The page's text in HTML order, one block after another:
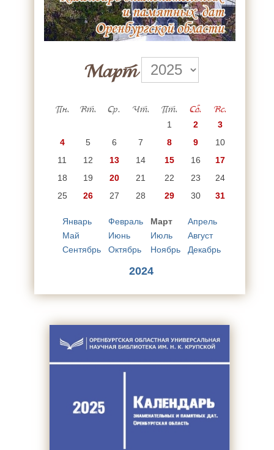
Март
Пн. Вт. Ср. Чт. Пт. Сб. Вс.
1 2
3
4
5 6 7 8 9
10
11
12 13 14 15 16
17
18
19 20 21 22 23
24
25
26 27 28 29 30 31
Январь Февраль Март
Апрель
Май
Июнь Июль
Август
Сентябрь
Октябрь Ноябрь Декабрь
2024